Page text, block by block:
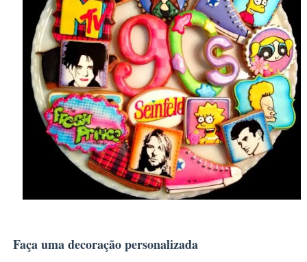
Faça uma decoração personalizada